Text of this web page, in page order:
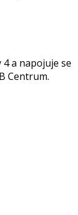
a napojuje se
Centrum.